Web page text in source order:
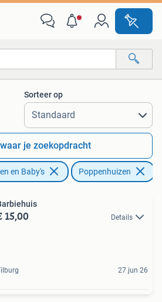
afstanden…
Sorteer op
je zoekopdracht
en Baby's Poppenhuizen
15,00 Details
27 jun 26